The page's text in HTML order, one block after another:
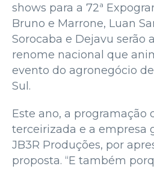
shows para a 72ª
Bruno e Marrone, Luan
Sorocaba e Dejavu serão
renome nacional que
evento do agronegócio
Sul.
Este ano, a programação
terceirizada e a empresa
JB3R Produções, por
proposta. “E também